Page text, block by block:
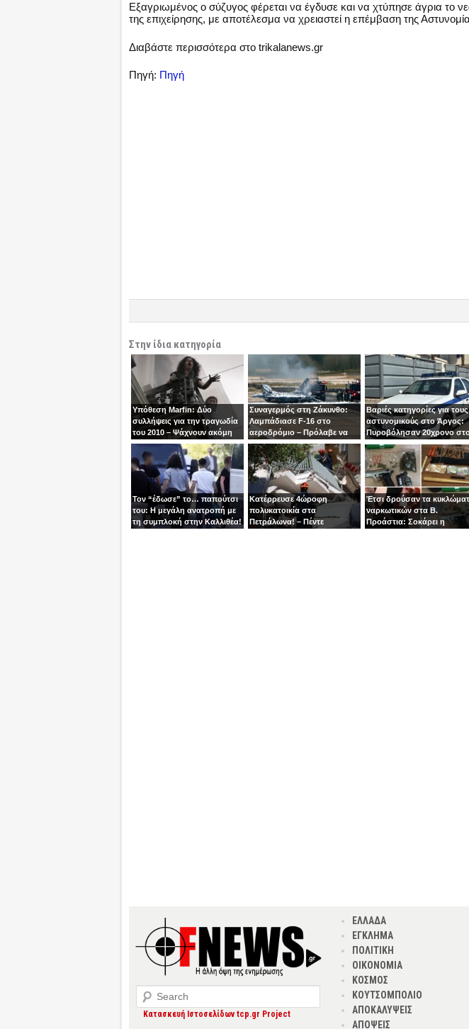
Εξαγριωμένος ο σύζυγος φέρεται να έγδυσε και να χτύπησε άγρια το
της επιχείρησης, με αποτέλεσμα να χρειαστεί η επέμβαση της
Διαβάστε περισσότερα στο trikalanews.gr
Πηγή: Πηγή
Στην ίδια κατηγορία
Υπόθεση Marfin: Δύο
συλλήψεις για την τραγωδία
του 2010 – Ψάχνουν ακόμη
μία γυναίκα
Συναγερμός στη Ζάκυνθο:
Λαμπάδιασε F-16 στο
αεροδρόμιο – Πρόλαβε να
βγει την τελευταία στιγμή ο
χειριστής
Βαριές κατηγορίες για τους
αστυνομικούς στο Άργος:
Πυροβόλησαν 20χρονο
κεφάλι
Τον “έδωσε” το… παπούτσι
του: Η μεγάλη ανατροπή με
τη συμπλοκή στην Καλλιθέα!
Κατέρρευσε 4ώροφη
πολυκατοικία στα
Πετράλωνα! – Πέντε
Έτσι δρούσαν τα
ναρκωτικών στα Β.
Προάστια: Σοκάρει η
Search
Κατασκευή Ιστοσελίδων tcp.gr Project
ΕΛΛΑΔΑ
ΕΓΚΛΗΜΑ
ΠΟΛΙΤΙΚΗ
ΟΙΚΟΝΟΜΙΑ
ΚΟΣΜΟΣ
ΚΟΥΤΣΟΜΠΟΛΙΟ
ΑΠΟΚΑΛΥΨΕΙΣ
ΑΠΟΨΕΙΣ